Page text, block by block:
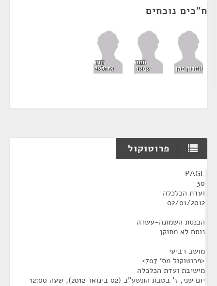
ח"כים נוכחים
אמנון כהן
חמד
עמאר
דוד
אזולאי
פרוטוקול
PAGE
30
ועדת הכלכלה
02/01/2012
הכנסת השמונה-עשרה
נוסח לא מתוקן
מושב רביעי
<פרוטוקול מס' 707>
מישיבת ועדת הכלכלה
יום שני, ז' בטבת התשע"ב (02 בינואר 2012), שעה 12:00